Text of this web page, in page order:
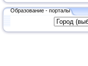
Образование - порталы